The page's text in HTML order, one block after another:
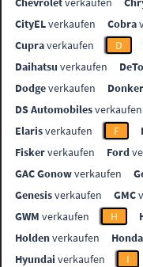
CityELverkaufen Cobra
Cupraverkaufen D
Daihatsu verkaufen
Dodgeverkaufen
DS Automobilesverkaufen
Elarisverkaufen F
Fiskerverkaufen Ford
GAC Gonowverkaufen
Genesisverkaufen GMC
GWM verkaufen H
Holdenverkaufen Honda
Hyundai verkaufen I